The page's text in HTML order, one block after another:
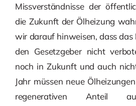
Missverständnisse der
die Zukunft der Ölheizung
wir darauf hinweisen, dass das
den Gesetzgeber nicht
noch in Zukunft und auch
Jahr müssen neue
regenerativen Anteil